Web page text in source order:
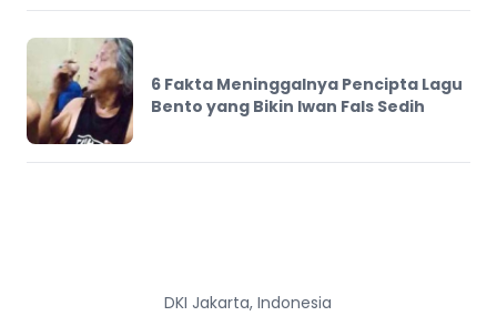
6 Fakta Meninggalnya Pencipta Lagu
Bento yang Bikin Iwan Fals Sedih
DKI Jakarta, Indonesia